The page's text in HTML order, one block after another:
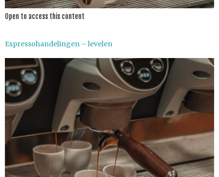
Open to access this content
Espressohandelingen – levelen